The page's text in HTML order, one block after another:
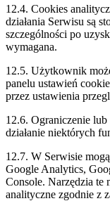
12.4. Cookies
działania Serwisu są
szczególności po
wymagana.
12.5. Użytkownik
panelu ustawień
przez ustawienia
12.6. Ograniczenie lub
działanie niektórych
12.7. W Serwisie
Google Analytics,
Console. Narzędzia te
analityczne zgodnie z